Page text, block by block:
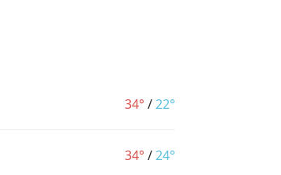
34° /22°
34° /24°